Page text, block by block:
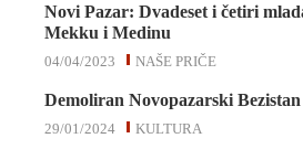
Novi Pazar: Dvadeset i četiri
Mekku i Medinu
NAŠE PRIČE
04/04/2023
Demoliran Novopazarski Bezistan
KULTURA
29/01/2024